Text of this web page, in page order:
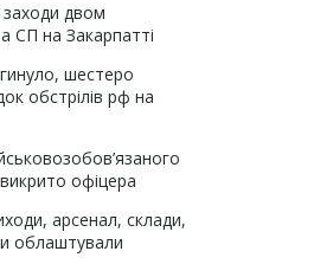
заходи двом
СП на Закарпатті
шестеро
обстрілів рф на
офіцера
арсенал, склади,
облаштували